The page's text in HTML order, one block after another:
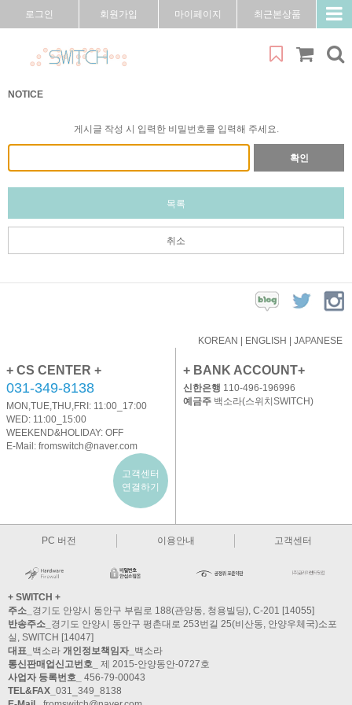
로그인 회원가입 마이페이지 최근본상품
NOTICE
게시글 작성 시 입력한 비밀번호를 입력해 주세요.
확인
목록
취소
KOREAN ENGLISH JAPANESE
+ CS CENTER +
031-349-8138
MON,TUE,THU,FRI: 11:00_17:00
WED: 11:00_15:00
WEEKEND&HOLIDAY: OFF
E-Mail: fromswitch@naver.com
고객센터
연결하기
+ BANK ACCOUNT+
신한은행 110-496-196996
예금주백소라(스위치SWITCH)
PC 버전 이용안내 고객센터
+ SWITCH +
주소_ 경기도 안양시 동안구 부림로 188(관양동, 청용빌딩), C-201 [14055]
반송주소_ 경기도 안양시 동안구 평촌대로 253번길 25(비산동, 안양우체국)소포
실, SWITCH [14047]
대표_ 백소라 개인정보책임자_ 백소라
통신판매업신고번호_
제 2015-안양동안-0727호
사업자 등록번호_
456-79-00043
TEL&FAX_ 031_349_8138